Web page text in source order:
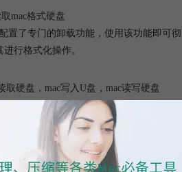
mac格式硬盘
置了专门的卸载功能，使用该功能即可
行格式化操作。
取硬盘 ， mac写入U盘 ， mac读写硬盘